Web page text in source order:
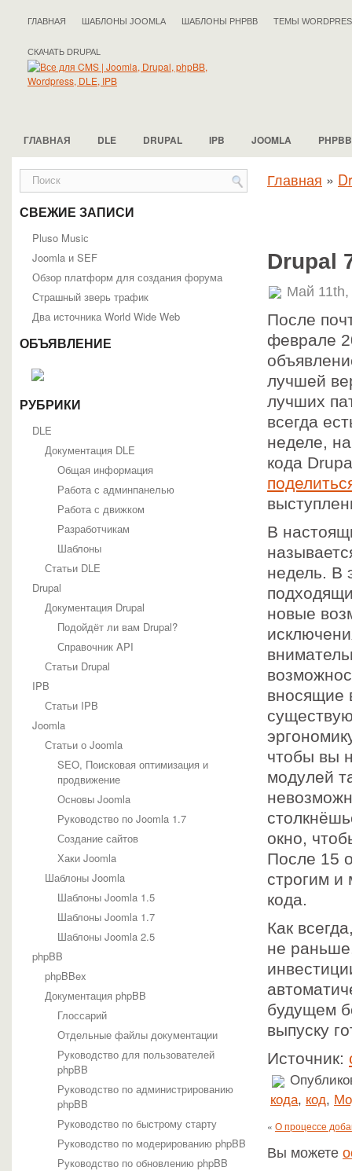
ГЛАВНАЯ ШАБЛОНЫ JOOMLA ШАБЛОНЫ PHPBB ТЕМЫ
СКАЧАТЬ DRUPAL
ГЛАВНАЯ DLE DRUPAL IPB JOOMLA PHPBB
СВЕЖИЕ ЗАПИСИ
Pluso Musiс
Joomla и SEF
Обзор платформ для создания форума
Страшный зверь трафик
Два источника World Wide Web
ОБЪЯВЛЕНИЕ
РУБРИКИ
DLE
Документация DLE
Общая информация
Работа с админпанелью
Работа с движком
Разработчикам
Шаблоны
Статьи DLE
Drupal
Документация Drupal
Подойдёт ли вам Drupal?
Справочник API
Статьи Drupal
IPB
Статьи IPB
Joomla
Статьи о Joomla
SEO, Поисковая оптимизация и
продвижение
Основы Joomla
Руководство по Joomla 1.7
Создание сайтов
Хаки Joomla
Шаблоны Joomla
Шаблоны Joomla 1.5
Шаблоны Joomla 1.7
Шаблоны Joomla 2.5
phpBB
phpBBex
Документация phpBB
Глоссарий
Отдельные файлы документации
Руководство для пользователей
phpBB
Руководство по администрированию
phpBB
Руководство по быстрому старту
Руководство по модерированию phpBB
Руководство по обновлению phpBB
Главная »
Drupal
Май
После
феврале
лучшей
лучших
всегда
неделе,
кода
В
недель. В
новые
вносящие
чтобы вы
модулей
окно,
После 15
строгим и
кода.
Как
не
будущем
выпуску
Источник:
кода, код,
« О процессе
Вы можете